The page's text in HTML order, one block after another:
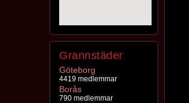
Grannstäder
Göteborg
4419 medlemmar
Borås
790 medlemmar